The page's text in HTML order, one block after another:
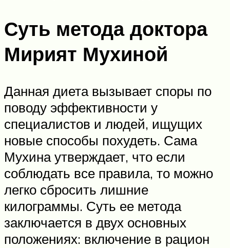
Суть метода доктора
Мирият Мухиной
Данная диета вызывает споры по
поводу эффективности у
специалистов и людей, ищущих
новые способы похудеть. Сама
Мухина утверждает, что если
соблюдать все правила, то можно
легко сбросить лишние
килограммы. Суть ее метода
заключается в двух основных
положениях: включение в рацион